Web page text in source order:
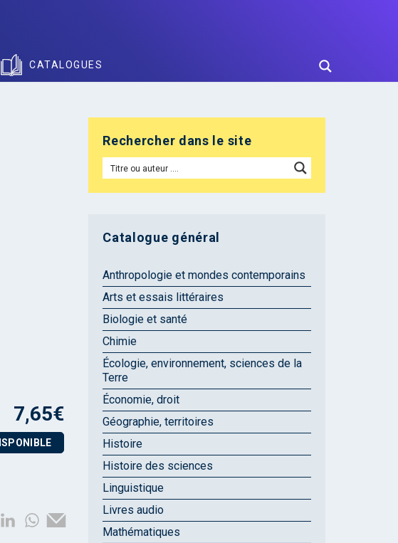
CATALOGUES
7,65€
Rechercher dans le site
Catalogue général
Anthropologie et mondes contemporains
Arts et essais littéraires
Biologie et santé
Chimie
Écologie, environnement, sciences de la
Terre
Économie, droit
Géographie, territoires
Histoire
Histoire des sciences
Linguistique
Livres audio
Mathématiques